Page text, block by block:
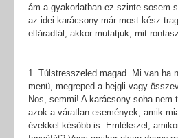
ám a gyakorlatban ez szinte sosem
az idei karácsony már most kész
elfáradtál, akkor mutatjuk, mit
1. Túlstresszeled magad. Mi van ha
menü, megreped a bejgli vagy
Nos, semmi! A karácsony soha nem
azok a váratlan események, amik
évekkel később is. Emlékszel,